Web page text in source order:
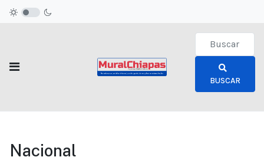
Type 2 or
BUSCAR
Nacional